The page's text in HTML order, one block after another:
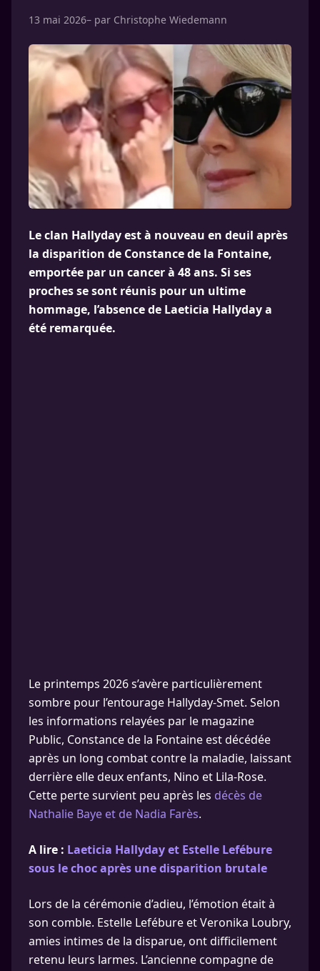
13 mai 2026– par Christophe Wiedemann
Le clan Hallyday est à nouveau en deuil après
la disparition de Constance de la Fontaine,
emportée par un cancer à 48 ans. Si ses
proches se sont réunis pour un ultime
hommage, l’absence de Laeticia Hallyday a
été remarquée.
Le printemps 2026 s’avère particulièrement
sombre pour l’entourage Hallyday-Smet. Selon
les informations relayées par le magazine
Public, Constance de la Fontaine est décédée
après un long combat contre la maladie, laissant
derrière elle deux enfants, Nino et Lila-Rose.
Cette perte survient peu après les décès de
Nathalie Baye et de Nadia Farès.
A lire : Laeticia Hallyday et Estelle Lefébure
sous le choc après une disparition brutale
Lors de la cérémonie d’adieu, l’émotion était à
son comble. Estelle Lefébure et Veronika Loubry,
amies intimes de la disparue, ont difficilement
retenu leurs larmes. L’ancienne compagne de